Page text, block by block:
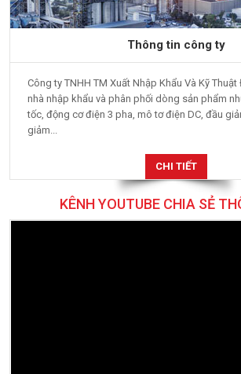
Thông tin công ty
Công ty TNHH TM Xuất Nhập Khẩu Và Kỹ
nhà nhập khẩu và phân phối dòng sản phẩm
tốc, động cơ điện 3 pha, mô tơ điện DC, đầu
giảm...
CHI TIẾT
KÊNH YOUTUBE CHIA SẺ